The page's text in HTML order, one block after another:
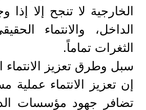
الخارجية لا تنجح إلا
الداخل، والانتماء
الثغرات تماماً.
​سبل وطرق تعزيز الانتماء
​إن تعزيز الانتماء عملية
تضافر جهود مؤسسات